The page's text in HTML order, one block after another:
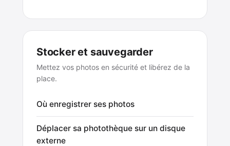
Stocker et sauvegarder
Mettez vos photos en sécurité et libérez de la
place.
Où enregistrer ses photos
Déplacer sa photothèque sur un disque
externe